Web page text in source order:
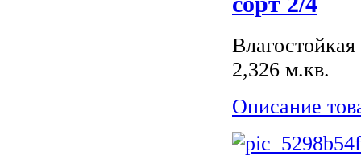
2,326 м.кв.
Описание